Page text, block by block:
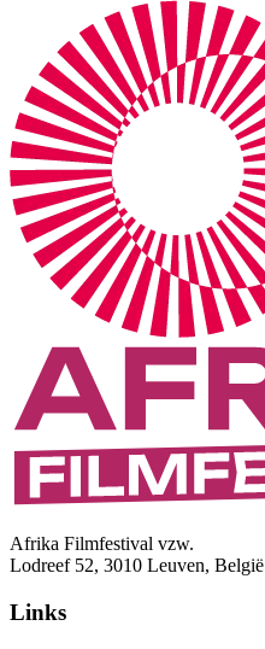
Afrika Filmfestival vzw.
Lodreef 52, 3010 Leuven, België
Links